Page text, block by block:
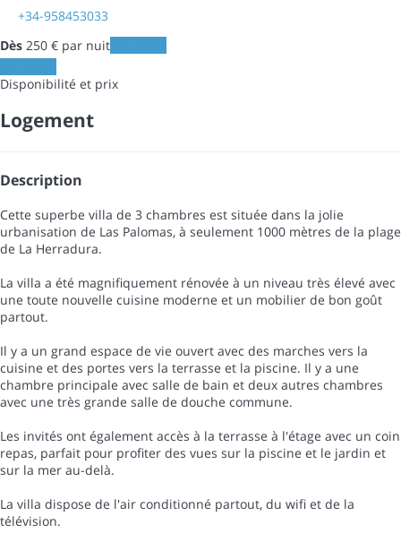
+34-958453033
Dès 250 € par nuit
Disponibilité et prix
Logement
Description
Cette superbe villa de 3 chambres est située dans la jolie
urbanisation de Las Palomas, à seulement 1000 mètres de la plage
de La Herradura.
La villa a été magnifiquement rénovée à un niveau très élevé avec
une toute nouvelle cuisine moderne et un mobilier de bon goût
partout.
Il y a un grand espace de vie ouvert avec des marches vers la
cuisine et des portes vers la terrasse et la piscine. Il y a une
chambre principale avec salle de bain et deux autres chambres
avec une très grande salle de douche commune.
Les invités ont également accès à la terrasse à l'étage avec un coin
repas, parfait pour profiter des vues sur la piscine et le jardin et
sur la mer au-delà.
La villa dispose de l'air conditionné partout, du wifi et de la
télévision.